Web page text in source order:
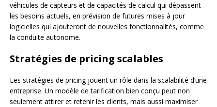
véhicules de capteurs et de capacités de calcul qui dépassent
les besoins actuels, en prévision de futures mises à jour
logicielles qui ajouteront de nouvelles fonctionnalités, comme
la conduite autonome.
Stratégies de pricing scalables
Les stratégies de pricing jouent un rôle dans la scalabilité d’une
entreprise. Un modèle de tarification bien conçu peut non
seulement attirer et retenir les clients, mais aussi maximiser